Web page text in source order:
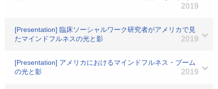
2019
[Presentation] 臨床ソーシャルワーク研究者がアメリカで見
たマインドフルネスの光と影
2019
[Presentation] アメリカにおけるマインドフルネス・ブーム
の光と影
2019